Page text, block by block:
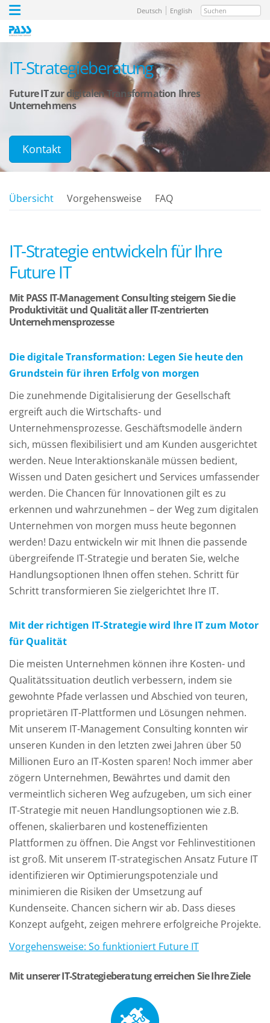
Suchen
Deutsch English
IT-Strategieberatung
Future IT zur digitalen Transformation Ihres
Unternehmens
Kontakt
Übersicht Vorgehensweise FAQ
IT-Strategie entwickeln für Ihre
Future IT
Mit PASS IT-Management Consulting steigern Sie die
Produktivität und Qualität aller IT-zentrierten
Unternehmensprozesse
Die digitale Transformation: Legen Sie heute den
Grundstein für ihren Erfolg von morgen
Die zunehmende Digitalisierung der Gesellschaft
ergreift auch die Wirtschafts- und
Unternehmensprozesse. Geschäftsmodelle ändern
sich, müssen flexibilisiert und am Kunden ausgerichtet
werden. Neue Interaktionskanäle müssen bedient,
Wissen und Daten gesichert und Services umfassender
werden. Die Chancen für Innovationen gilt es zu
erkennen und wahrzunehmen – der Weg zum digitalen
Unternehmen von morgen muss heute begonnen
werden! Dazu entwickeln wir mit Ihnen die passende
übergreifende IT-Strategie und beraten Sie, welche
Handlungsoptionen Ihnen offen stehen. Schritt für
Schritt transformieren Sie zielgerichtet Ihre IT.
Mit der richtigen IT-Strategie wird Ihre IT zum Motor
für Qualität
Die meisten Unternehmen können ihre Kosten- und
Qualitätssituation deutlich verbessern, indem sie
gewohnte Pfade verlassen und Abschied von teuren,
proprietären IT-Plattformen und Lösungen nehmen.
Mit unserem IT-Management Consulting konnten wir
unseren Kunden in den letzten zwei Jahren über 50
Millionen Euro an IT-Kosten sparen! Noch immer aber
zögern Unternehmen, Bewährtes und damit den
vermeintlich sicheren Weg aufzugeben, um sich einer
IT-Strategie mit neuen Handlungsoptionen wie z.B.
offenen, skalierbaren und kosteneffizienten
Plattformen zu öffnen. Die Angst vor Fehlinvestitionen
ist groß. Mit unserem IT-strategischen Ansatz Future IT
identifizieren wir Optimierungspotenziale und
minimieren die Risiken der Umsetzung auf
Kundenseite. Chancen sichern wir ab. Dass dieses
Konzept aufgeht, zeigen mehrere erfolgreiche Projekte.
Vorgehensweise: So funktioniert Future IT
Mit unserer IT-Strategieberatung erreichen Sie Ihre Ziele